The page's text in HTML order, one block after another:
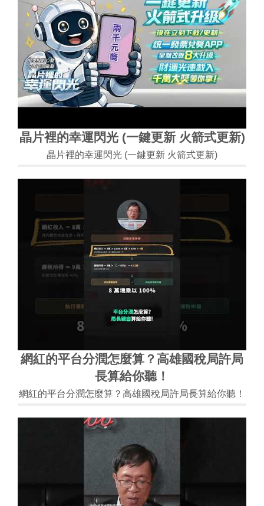
晶片裡的幸運閃光 (一鍵更新 火箭式更新)
晶片裡的幸運閃光 (一鍵更新 火箭式更新)
網紅的平台分潤怎麼算？高雄國稅局許局
長算給你聽！
網紅的平台分潤怎麼算？高雄國稅局許局長算給你聽！